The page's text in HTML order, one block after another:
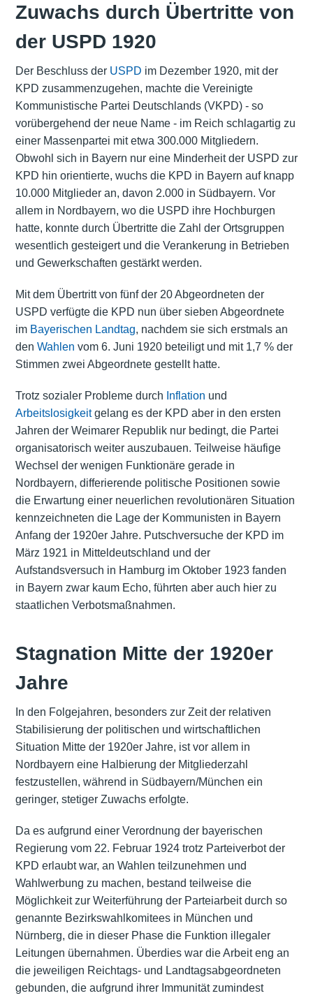
Zuwachs durch Übertritte von
der USPD 1920
Der Beschluss der USPD im Dezember 1920, mit der
KPD zusammenzugehen, machte die Vereinigte
Kommunistische Partei Deutschlands (VKPD) - so
vorübergehend der neue Name - im Reich schlagartig zu
einer Massenpartei mit etwa 300.000 Mitgliedern.
Obwohl sich in Bayern nur eine Minderheit der USPD zur
KPD hin orientierte, wuchs die KPD in Bayern auf knapp
10.000 Mitglieder an, davon 2.000 in Südbayern. Vor
allem in Nordbayern, wo die USPD ihre Hochburgen
hatte, konnte durch Übertritte die Zahl der Ortsgruppen
wesentlich gesteigert und die Verankerung in Betrieben
und Gewerkschaften gestärkt werden.
Mit dem Übertritt von fünf der 20 Abgeordneten der
USPD verfügte die KPD nun über sieben Abgeordnete
im Bayerischen Landtag, nachdem sie sich erstmals an
den Wahlen vom 6. Juni 1920 beteiligt und mit 1,7 % der
Stimmen zwei Abgeordnete gestellt hatte.
Trotz sozialer Probleme durch Inflation und
Arbeitslosigkeitgelang es der KPD aber in den ersten
Jahren der Weimarer Republik nur bedingt, die Partei
organisatorisch weiter auszubauen. Teilweise häufige
Wechsel der wenigen Funktionäre gerade in
Nordbayern, differierende politische Positionen sowie
die Erwartung einer neuerlichen revolutionären Situation
kennzeichneten die Lage der Kommunisten in Bayern
Anfang der 1920er Jahre. Putschversuche der KPD im
März 1921 in Mitteldeutschland und der
Aufstandsversuch in Hamburg im Oktober 1923 fanden
in Bayern zwar kaum Echo, führten aber auch hier zu
staatlichen Verbotsmaßnahmen.
Stagnation Mitte der 1920er
Jahre
In den Folgejahren, besonders zur Zeit der relativen
Stabilisierung der politischen und wirtschaftlichen
Situation Mitte der 1920er Jahre, ist vor allem in
Nordbayern eine Halbierung der Mitgliederzahl
festzustellen, während in Südbayern/München ein
geringer, stetiger Zuwachs erfolgte.
Da es aufgrund einer Verordnung der bayerischen
Regierung vom 22. Februar 1924 trotz Parteiverbot der
KPD erlaubt war, an Wahlen teilzunehmen und
Wahlwerbung zu machen, bestand teilweise die
Möglichkeit zur Weiterführung der Parteiarbeit durch so
genannte Bezirkswahlkomitees in München und
Nürnberg, die in dieser Phase die Funktion illegaler
Leitungen übernahmen. Überdies war die Arbeit eng an
die jeweiligen Reichtags- und Landtagsabgeordneten
gebunden, die aufgrund ihrer Immunität zumindest